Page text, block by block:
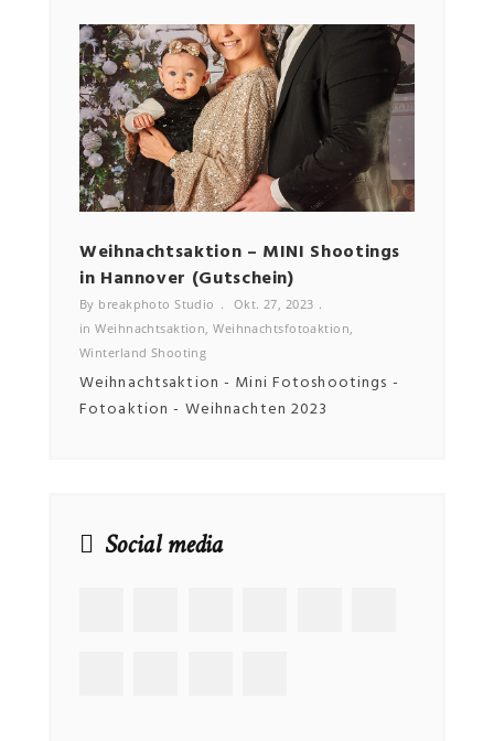
Weihnachtsaktion – MINI Shootings
in Hannover (Gutschein)
By breakphoto Studio
Okt. 27, 2023
inWeihnachtsaktion,Weihnachtsfotoaktion,
Winterland Shooting
Weihnachtsaktion - Mini Fotoshootings -
Fotoaktion - Weihnachten 2023
Social media
NEWSLETTER
Email